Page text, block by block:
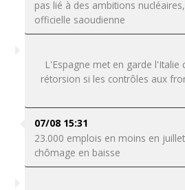
pas lié à des ambitions
officielle saoudienne
L'Espagne met en garde l'Italie
rétorsion si les contrôles aux
07/08 15:31
23.000 emplois en moins en
chômage en baisse